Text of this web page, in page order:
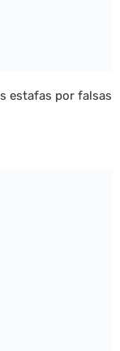
estafas por falsas